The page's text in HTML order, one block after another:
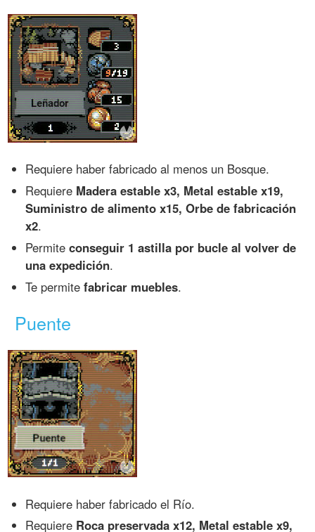
Requiere haber fabricado al menos un Bosque.
Requiere Madera estable x3, Metal estable x19,
Suministro de alimento x15, Orbe de fabricación
x2.
Permiteconseguir 1 astilla por bucle al volver de
una expedición.
Te permitefabricar muebles.
Puente
Requiere haber fabricado el Río.
Requiere Roca preservada x12, Metal estable x9,